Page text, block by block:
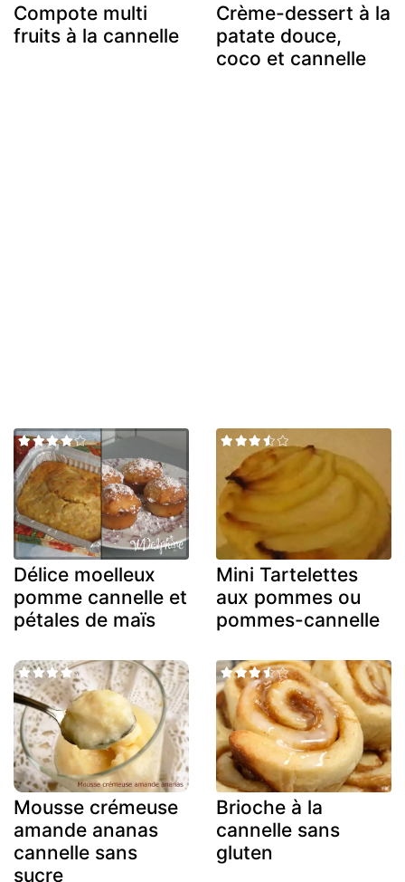
Compote multi
fruits à la cannelle
Crème-dessert à la
patate douce,
coco et cannelle
Délice moelleux
pomme cannelle et
pétales de maïs
Mini Tartelettes
aux pommes ou
pommes-cannelle
Mousse crémeuse
amande ananas
cannelle sans
sucre
Brioche à la
cannelle sans
gluten